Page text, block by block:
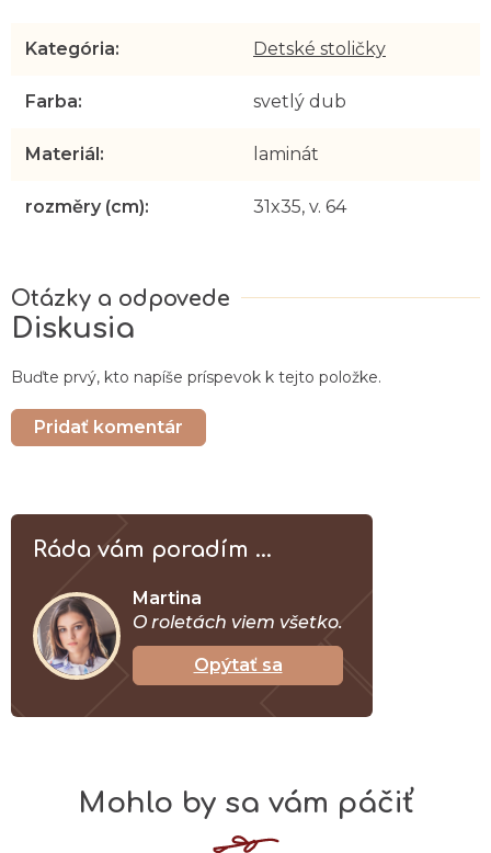
Diskusia
Buďte prvý, kto napíše príspevok k tejto položke.
Pridať komentár
Kategória: Detské stoličky
Farba: svetlý dub
Materiál: laminát
rozměry (cm): 31x35, v. 64
Ráda vám poradím ...
Martina
O roletách viem všetko.
Opýtať sa